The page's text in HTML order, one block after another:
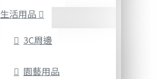
生活用品
3C周邊
園藝用品